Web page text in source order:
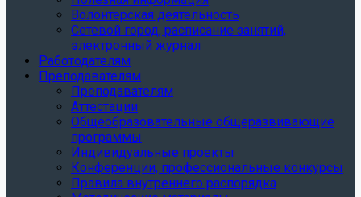
Волонтерская деятельность
Сетевой город, расписание занятий,
электронный журнал
Работодателям
Преподавателям
Преподавателям
Аттестации
Общеобразовательные общеразвивающие
программы
Индивидуальные проекты
Конференции, профессиональные конкурсы
Правила внутреннего распорядка